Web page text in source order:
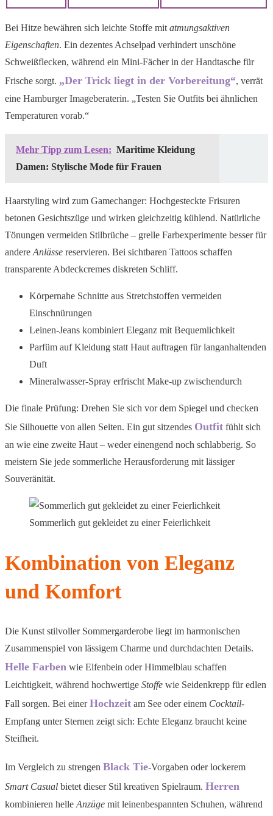
Bei Hitze bewähren sich leichte Stoffe mit atmungsaktiven
Eigenschaften. Ein dezentes Achselpad verhindert unschöne
Schweißflecken, während ein Mini-Fächer in der Handtasche für
Frische sorgt. „Der Trick liegt in der Vorbereitung“, verrät
eine Hamburger Imageberaterin. „Testen Sie Outfits bei ähnlichen
Temperaturen vorab.“
Mehr Tipp zum Lesen: Maritime Kleidung
Damen: Stylische Mode für Frauen
Haarstyling wird zum Gamechanger: Hochgesteckte Frisuren
betonen Gesichtszüge und wirken gleichzeitig kühlend. Natürliche
Tönungen vermeiden Stilbrüche – grelle Farbexperimente besser für
andere Anlässe reservieren. Bei sichtbaren Tattoos schaffen
transparente Abdeckcremes diskreten Schliff.
Körpernahe Schnitte aus Stretchstoffen vermeiden
Einschnürungen
Leinen-Jeans kombiniert Eleganz mit Bequemlichkeit
Parfüm auf Kleidung statt Haut auftragen für langanhaltenden
Duft
Mineralwasser-Spray erfrischt Make-up zwischendurch
Die finale Prüfung: Drehen Sie sich vor dem Spiegel und checken
Sie Silhouette von allen Seiten. Ein gut sitzendes Outfit fühlt sich
an wie eine zweite Haut – weder einengend noch schlabberig. So
meistern Sie jede sommerliche Herausforderung mit lässiger
Souveränität.
Sommerlich gut gekleidet zu einer Feierlichkeit
Kombination von Eleganz
und Komfort
Die Kunst stilvoller Sommergarderobe liegt im harmonischen
Zusammenspiel von lässigem Charme und durchdachten Details.
Helle Farben wie Elfenbein oder Himmelblau schaffen
Leichtigkeit, während hochwertige Stoffe wie Seidenkrepp für edlen
Fall sorgen. Bei einerHochzeit am See oder einem Cocktail-
Empfang unter Sternen zeigt sich: Echte Eleganz braucht keine
Steifheit.
Im Vergleich zu strengen Black Tie-Vorgaben oder lockerem
Smart Casual bietet dieser Stil kreativen Spielraum. Herren
kombinieren helle Anzüge mit leinenbespannten Schuhen, während